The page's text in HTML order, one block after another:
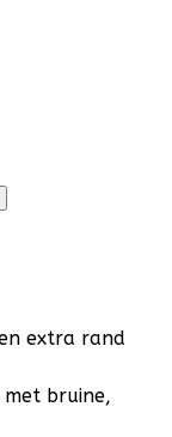
extra rand
bruine,